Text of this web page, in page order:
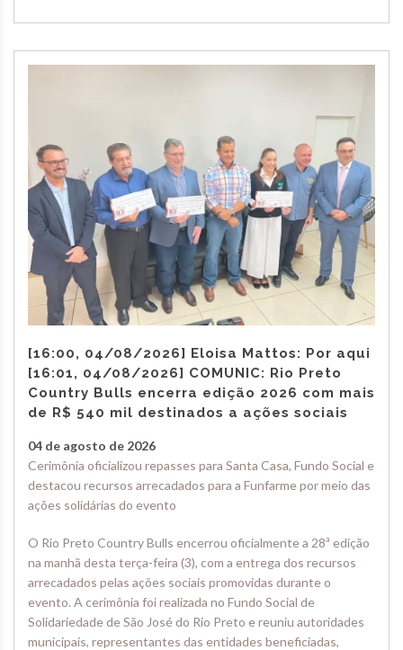
[16:00, 04/08/2026] Eloisa Mattos: Por aqui
[16:01, 04/08/2026] COMUNIC: Rio Preto
Country Bulls encerra edição 2026 com mais
de R$ 540 mil destinados a ações sociais
04 de agosto de 2026
Cerimônia oficializou repasses para Santa Casa, Fundo Social e
destacou recursos arrecadados para a Funfarme por meio das
ações solidárias do evento
O Rio Preto Country Bulls encerrou oficialmente a 28ª edição
na manhã desta terça-feira (3), com a entrega dos recursos
arrecadados pelas ações sociais promovidas durante o
evento. A cerimônia foi realizada no Fundo Social de
Solidariedade de São José do Rio Preto e reuniu autoridades
municipais, representantes das entidades beneficiadas,